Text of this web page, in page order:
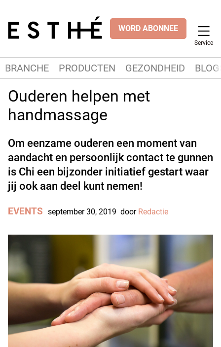
WORD ABONNEE
Service
BRANCHE PRODUCTEN GEZONDHEID
Ouderen helpen met
handmassage
Om eenzame ouderen een moment van
aandacht en persoonlijk contact te gunnen
is Chi een bijzonder initiatief gestart waar
jij ook aan deel kunt nemen!
EVENTS september 30, 2019 door Redactie